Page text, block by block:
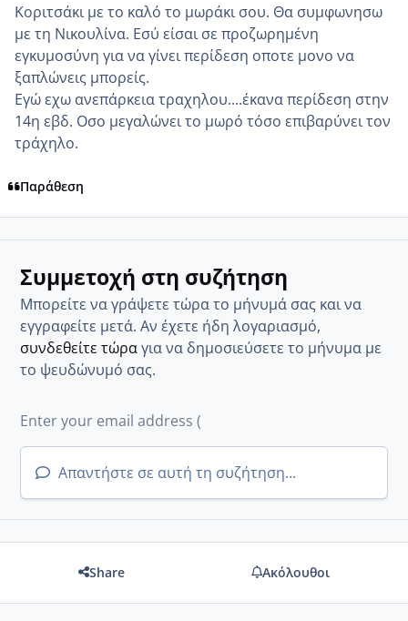
Κοριτσάκι με το καλό το μωράκι σου. Θα συμφωνησω
με τη Νικουλίνα. Εσύ είσαι σε προζωρημένη
εγκυμοσύνη για να γίνει περίδεση οποτε μονο να
ξαπλώνεις μπορείς.
Εγώ εχω ανεπάρκεια τραχηλου....έκανα περίδεση στην
14η εβδ. Οσο μεγαλώνει το μωρό τόσο επιβαρύνει τον
τράχηλο.
Παράθεση
Συμμετοχή στη συζήτηση
Μπορείτε να γράψετε τώρα το μήνυμά σας και να
εγγραφείτε μετά. Αν έχετε ήδη λογαριασμό,
συνδεθείτε τώραγια να δημοσιεύσετε το μήνυμα με
το ψευδώνυμό σας.
Απαντήστε σε αυτή τη συζήτηση...
Share Ακόλουθοι